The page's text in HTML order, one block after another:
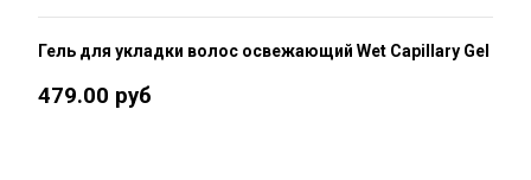
Гель для укладки волос освежающий Wet Capillary Gel
479.00 руб